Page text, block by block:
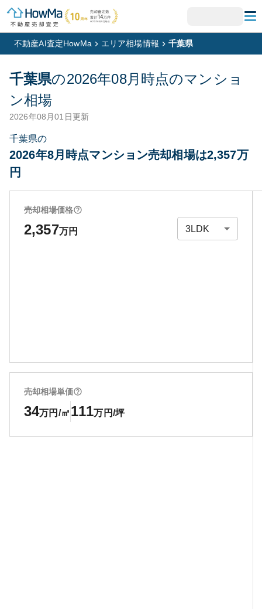
不動産AI査定HowMa エリア相場情報 千葉県
千葉県の2026年08月 時点のマンショ
ン相場
2026年08月01日更新
千葉県の
2026年8月時点マンション売却相場は2,357万
円
売却相場価格
2,357万円
売却相場単価
34万円/㎡ 111万円/坪